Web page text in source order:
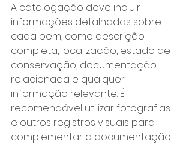
A catalogação deve incluir
informações detalhadas sobre
cada bem, como descrição
completa, localização, estado de
conservação, documentação
relacionada e qualquer
informação relevante. É
recomendável utilizar fotografias
e outros registros visuais para
complementar a documentação.